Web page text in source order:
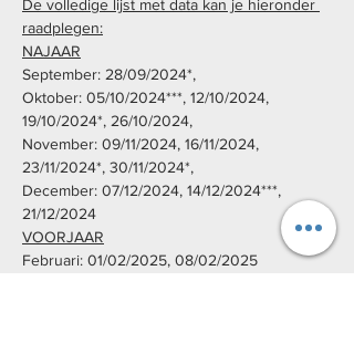
De volledige lijst met data kan je hieronder
raadplegen:
NAJAAR
September: 28/09/2024*,
Oktober: 05/10/2024***, 12/10/2024,
19/10/2024*, 26/10/2024,
November: 09/11/2024, 16/11/2024,
23/11/2024*, 30/11/2024*,
December: 07/12/2024, 14/12/2024***,
21/12/2024
VOORJAAR
Februari: 01/02/2025, 08/02/2025